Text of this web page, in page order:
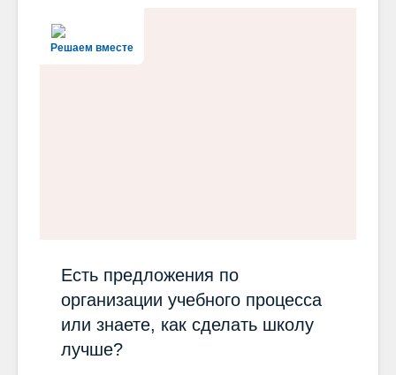
Решаем вместе
Есть предложения по
организации учебного процесса
или знаете, как сделать школу
лучше?